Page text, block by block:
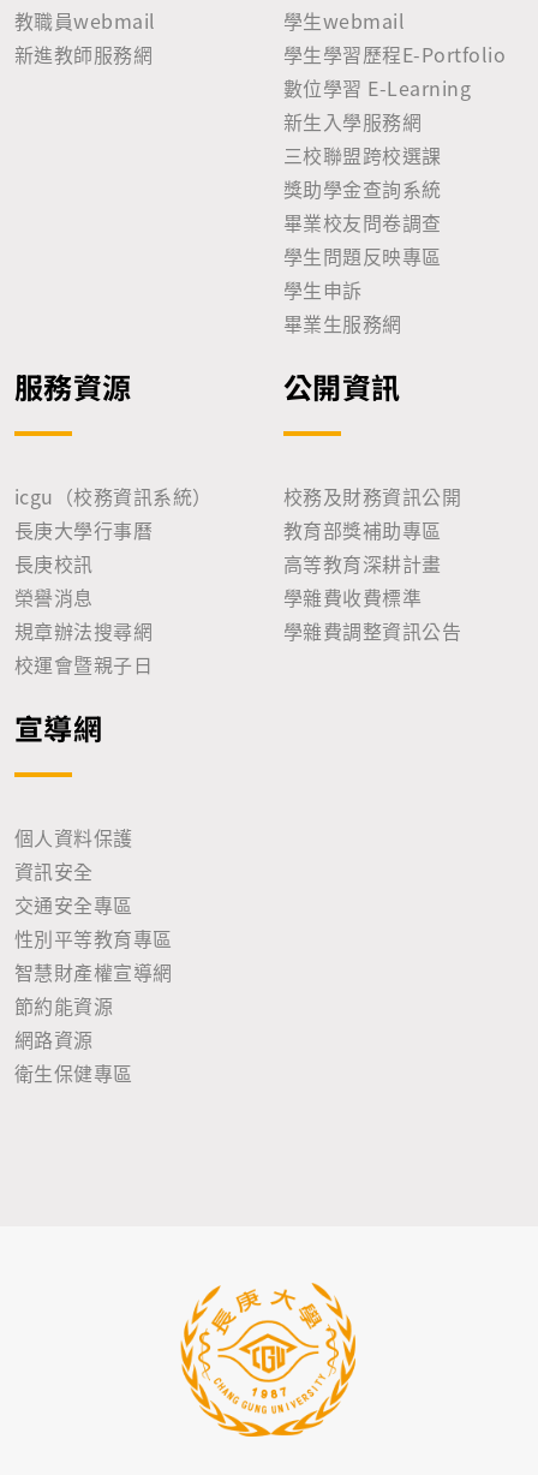
教職員webmail
新進教師服務網
學生webmail
學生學習歷程E-Portfolio
數位學習 E-Learning
新生入學服務網
三校聯盟跨校選課
獎助學金查詢系統
畢業校友問卷調查
學生問題反映專區
學生申訴
畢業生服務網
服務資源
icgu（校務資訊系統）
長庚大學行事曆
長庚校訊
榮譽消息
規章辦法搜尋網
校運會暨親子日
公開資訊
校務及財務資訊公開
教育部獎補助專區
高等教育深耕計畫
學雜費收費標準
學雜費調整資訊公告
宣導網
個人資料保護
資訊安全
交通安全專區
性別平等教育專區
智慧財產權宣導網
節約能資源
網路資源
衛生保健專區